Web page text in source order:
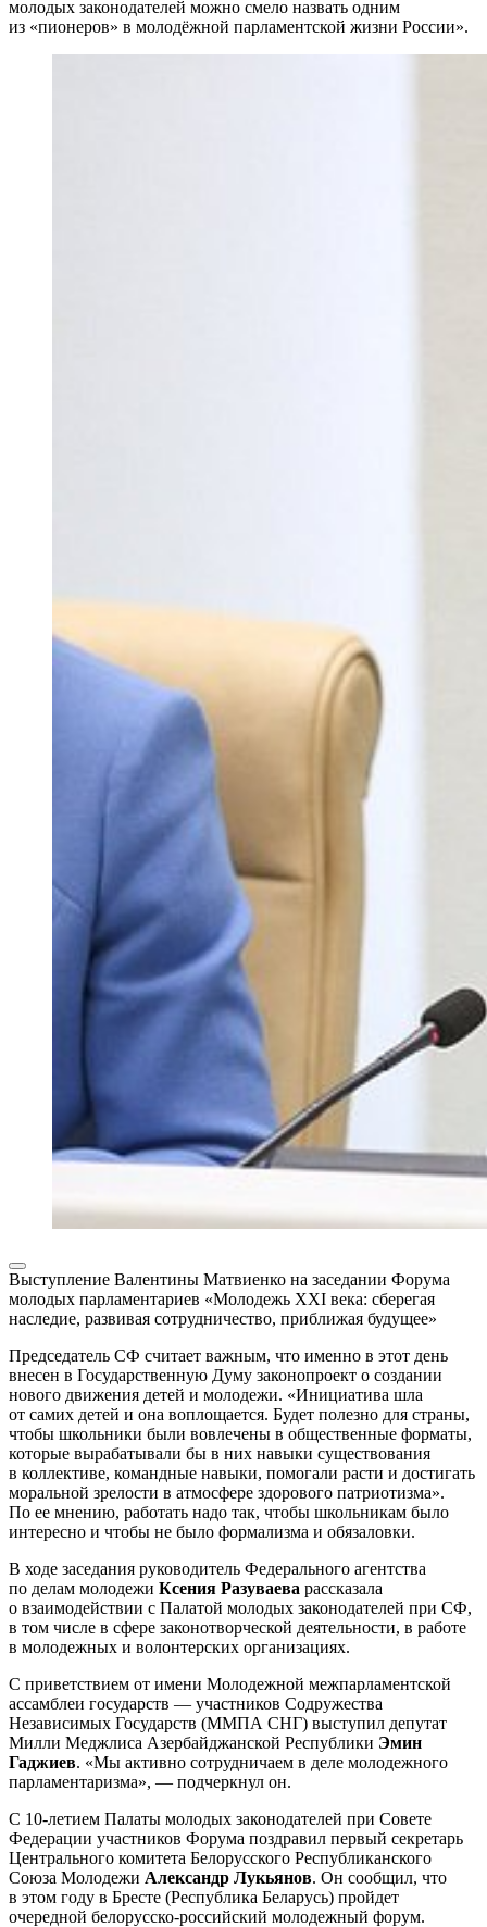
молодых законодателей можно смело назвать одним
из «пионеров» в молодёжной парламентской жизни России».
Выступление Валентины Матвиенко на заседании Форума
молодых парламентариев «Молодежь XXI века: сберегая
наследие, развивая сотрудничество, приближая будущее»
Председатель СФ считает важным, что именно в этот день
внесен в Государственную Думу законопроект о создании
нового движения детей и молодежи. «Инициатива шла
от самих детей и она воплощается. Будет полезно для страны,
чтобы школьники были вовлечены в общественные форматы,
которые вырабатывали бы в них навыки существования
в коллективе, командные навыки, помогали расти и достигать
моральной зрелости в атмосфере здорового патриотизма».
По ее мнению, работать надо так, чтобы школьникам было
интересно и чтобы не было формализма и обязаловки.
В ходе заседания руководитель Федерального агентства
по делам молодежи Ксения Разуваева рассказала
о взаимодействии с Палатой молодых законодателей при СФ,
в том числе в сфере законотворческой деятельности, в работе
в молодежных и волонтерских организациях.
С приветствием от имени Молодежной межпарламентской
ассамблеи государств — участников Содружества
Независимых Государств (ММПА СНГ) выступил депутат
Милли Меджлиса Азербайджанской Республики Эмин
Гаджиев. «Мы активно сотрудничаем в деле молодежного
парламентаризма», — подчеркнул он.
С 10-летием Палаты молодых законодателей при Совете
Федерации участников Форума поздравил первый секретарь
Центрального комитета Белорусского Республиканского
Союза Молодежи Александр Лукьянов. Он сообщил, что
в этом году в Бресте (Республика Беларусь) пройдет
очередной белорусско-российский молодежный форум.